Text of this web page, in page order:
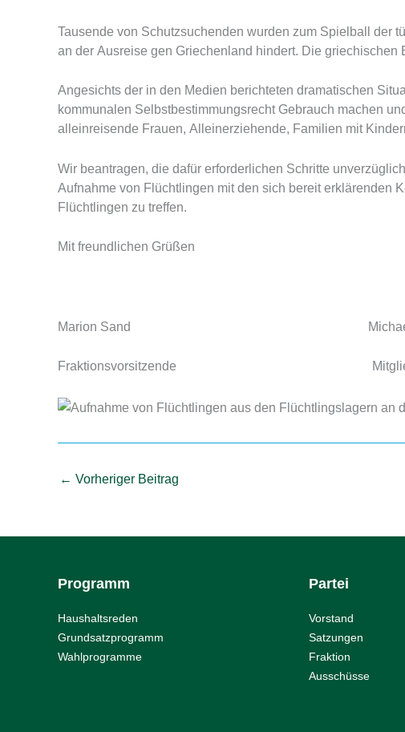
Tausende von Schutzsuchenden wurden zum Spielball der
an der Ausreise gen Griechenland hindert. Die
Angesichts der in den Medien berichteten dramatischen
kommunalen Selbstbestimmungsrecht Gebrauch machen
alleinreisende Frauen, Alleinerziehende, Familien mit
Wir beantragen, die dafür erforderlichen Schritte
Aufnahme von Flüchtlingen mit den sich bereit erklärenden
Flüchtlingen zu treffen.
Mit freundlichen Grüßen
Marion Sand Michael
Fraktionsvorsitzende Mitglied
← Vorheriger Beitrag
Programm
Haushaltsreden
Grundsatzprogramm
Wahlprogramme
Partei
Vorstand
Satzungen
Fraktion
Ausschüsse